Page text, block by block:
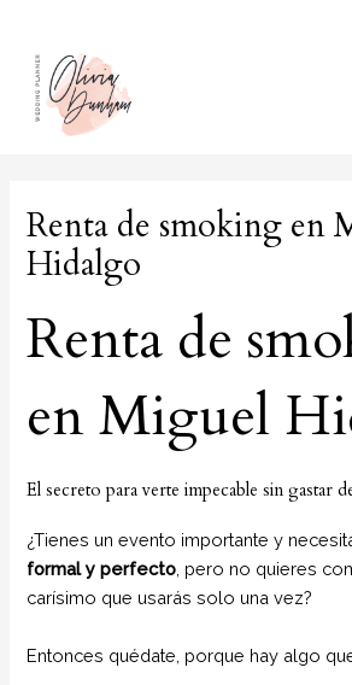
contenido
Renta de smoking en
Hidalgo
Renta de
en Miguel
El secreto para verte impecable sin gastar
¿Tienes un evento importante y
formal y perfecto, pero no quieres
carísimo que usarás solo una vez?
Entonces quédate, porque hay algo